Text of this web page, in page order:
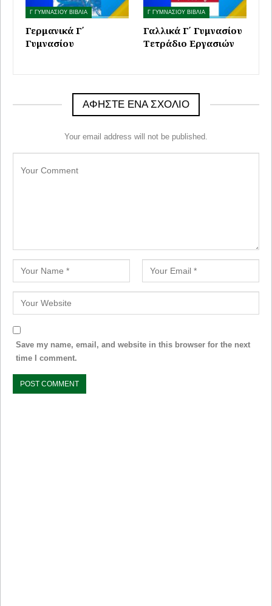
Γ ΓΥΜΝΑΣΙΟΥ ΒΙΒΛΙΑ
Γερμανικά Γ΄
Γυμνασίου
Γ ΓΥΜΝΑΣΙΟΥ ΒΙΒΛΙΑ
Γαλλικά Γ΄ Γυμνασίου
Τετράδιο Εργασιών
ΑΦΉΣΤΕ ΈΝΑ ΣΧΌΛΙΟ
Your email address will not be published.
Save my name, email, and website in this browser for the next
time I comment.